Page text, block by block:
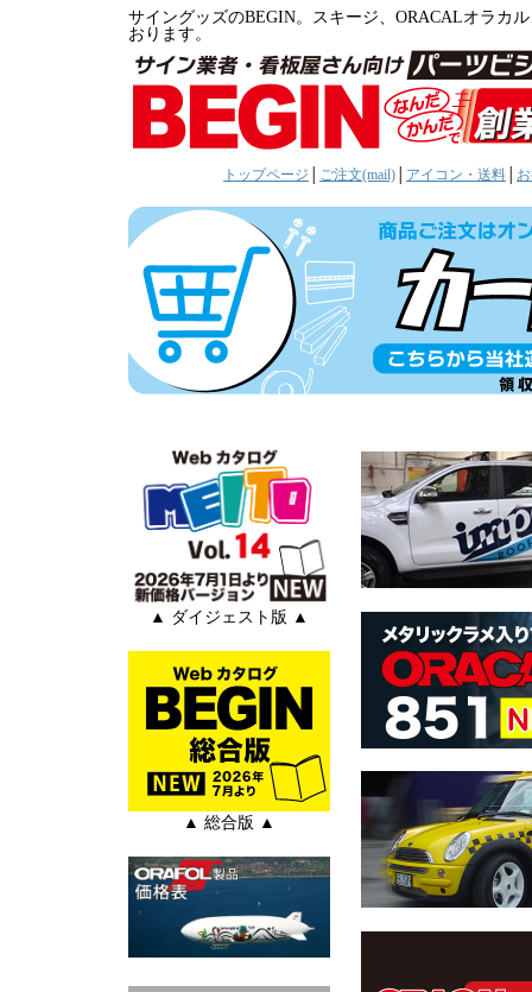
サイングッズのBEGIN。スキージ、ORACALオラカ
おります。
トップページ ご注文(mail) アイコン・送料
▲ ダイジェスト版 ▲
▲ 総合版 ▲